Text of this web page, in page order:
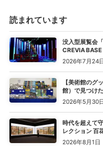
読まれています
没入型展覧会
CREVIA
2026年7月24
【美術館の
館）で見つけ
2026年5月30
時代を超えて
レ
2026年8月1日